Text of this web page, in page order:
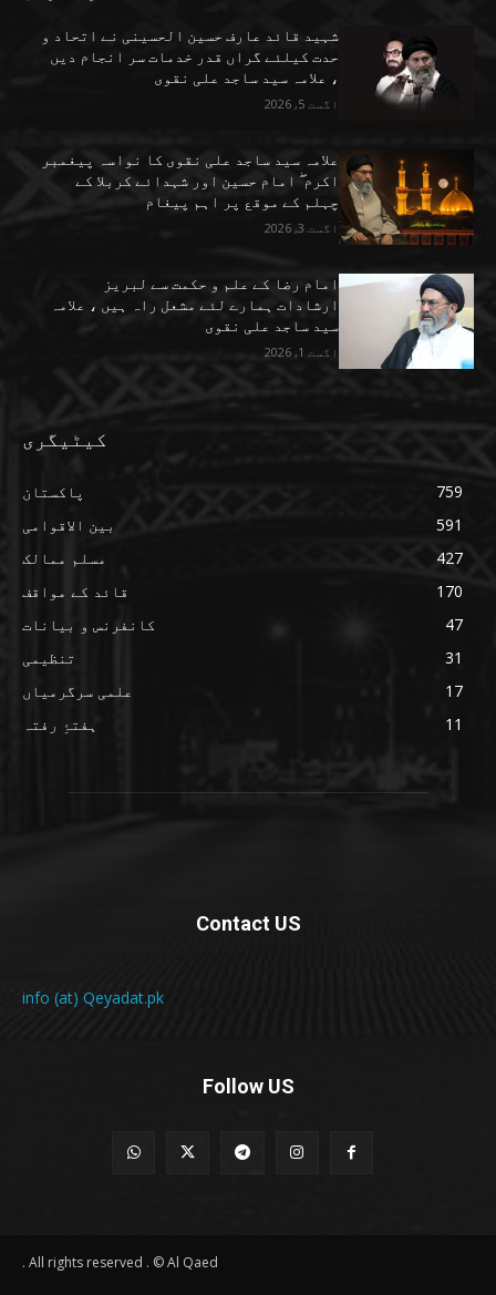
شہید قائد عارف حسین الحسینی نے اتحاد و
حدت کیلئے گراں قدر خدمات سر انجام دیں
، علامہ سید ساجد علی نقوی
اگست 5, 2026
علامہ سید ساجد علی نقوی کا نواسہ پیغمبر
اکرم ۖ امام حسین اور شہدائے کربلا کے
چہلم کے موقع پر اہم پیغام
اگست 3, 2026
امام رضا کے علم و حکمت سے لبریز
ارشادات ہمارے لئے مشعل راہ ہیں ، علامہ
سید ساجد علی نقوی
اگست 1, 2026
کیٹیگری
پاکستان
759
بین الاقوامی
591
مسلم ممالک
427
قائد کے مواقف
170
کانفرنس و بیانات
47
تنظیمی
31
علمی سرگرمیاں
17
ہفتۂِ رفتہ
11
Contact US
info (at) Qeyadat.pk
Follow US
All rights reserved . © Al Qaed .